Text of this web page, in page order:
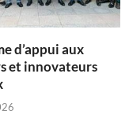
d’appui aux
et innovateurs